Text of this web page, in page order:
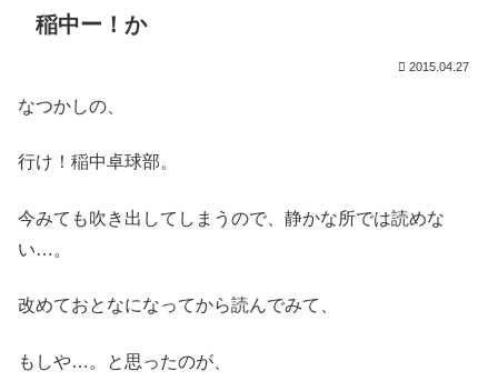
稲中ー！か
2015.04.27
なつかしの、
行け！稲中卓球部。
今みても吹き出してしまうので、静かな所では読めな
い…。
改めておとなになってから読んでみて、
もしや…。と思ったのが、